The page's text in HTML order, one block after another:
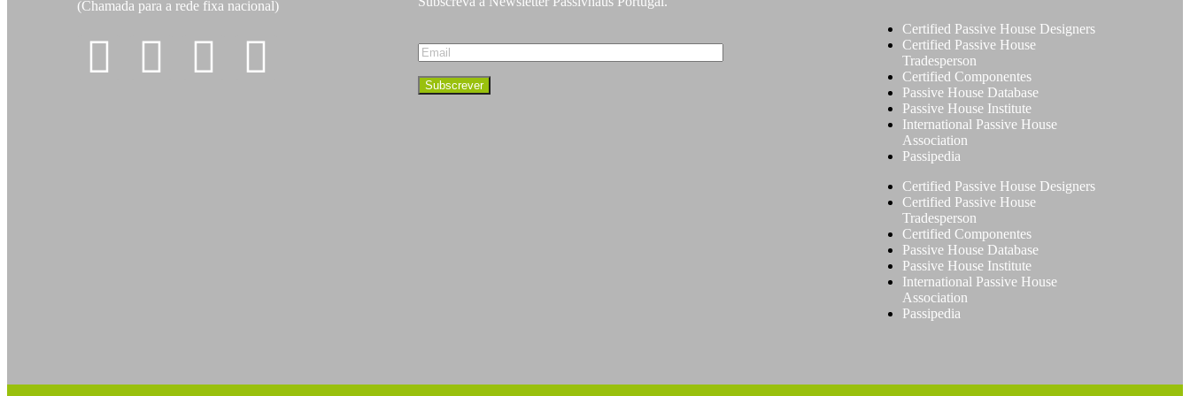
(Chamada para a rede fixa nacional)
Certified Passive House Designers
Certified Passive House
Tradesperson
Certified Componentes
Passive House Database
Passive House Institute
International Passive House
Association
Passipedia
Certified Passive House Designers
Certified Passive House
Tradesperson
Certified Componentes
Passive House Database
Passive House Institute
International Passive House
Association
Passipedia